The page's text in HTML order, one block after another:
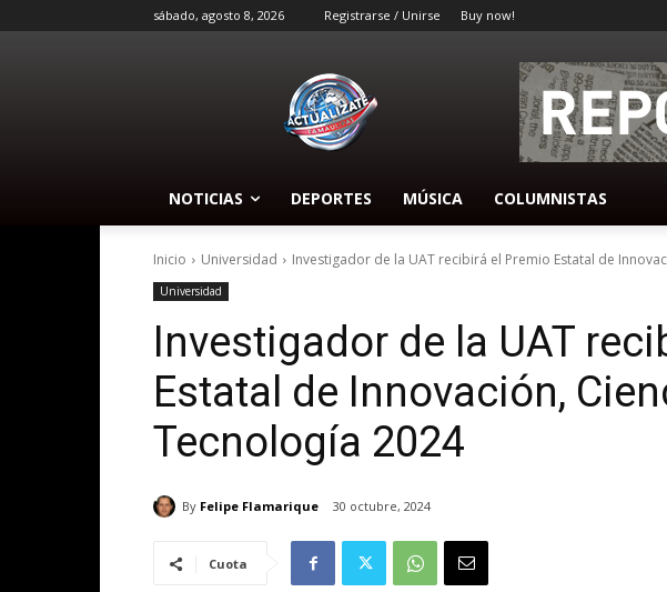
sábado, agosto 8, 2026 Registrarse / Unirse Buy now!
NOTICIAS DEPORTES MÚSICA COLUMNISTAS
Inicio Universidad Investigador de la UAT recibirá el Premio Estatal de
Universidad
Investigador de la UAT
Estatal de Innovación,
Tecnología 2024
By Felipe Flamarique 30 octubre, 2024
Cuota